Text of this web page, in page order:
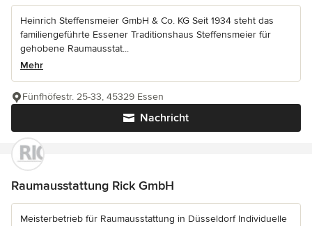
Heinrich Steffensmeier GmbH & Co. KG Seit 1934 steht das
familiengeführte Essener Traditionshaus Steffensmeier für
gehobene Raumausstat...
Mehr
Nachricht
Fünfhöfestr. 25-33, 45329 Essen
Raumausstattung Rick GmbH
Meisterbetrieb für Raumausstattung in Düsseldorf Individuelle